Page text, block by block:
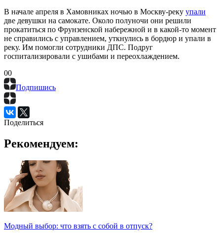
В начале апреля в Хамовниках ночью в Москву-реку упали
две девушки на самокате. Около полуночи они решили
прокатиться по Фрунзенской набережной и в какой-то момент
не справились с управлением, уткнулись в бордюр и упали в
реку. Им помогли сотрудники ДПС. Подруг
госпитализировали с ушибами и переохлаждением.
00
Подпишись
Поделиться
Рекомендуем:
Модный выбор: что взять с собой в отпуск?